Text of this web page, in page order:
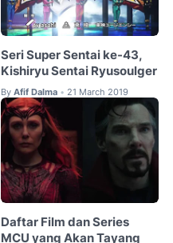
Seri Super Sentai ke-43,
Kishiryu Sentai Ryusoulger
By Afif Dalma • 21 March 2019
Daftar Film dan Series
MCU yang Akan Tayang